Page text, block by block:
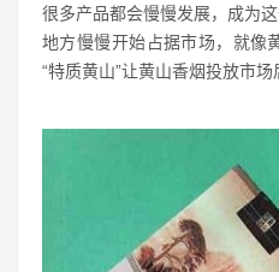
很多产品都会慢慢发展，成为
地方慢慢开始占据市场，就像
“特质黄山”让黄山香烟投放市场